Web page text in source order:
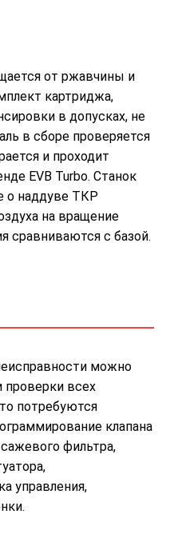
от ржавчины и
картриджа,
в допусках, не
в сборе проверяется
и проходит
EVB Turbo. Станок
о наддуве ТКР
на вращение
сравниваются с базой.
можно
всех
потребуются
клапана
сажевого фильтра,
управления,